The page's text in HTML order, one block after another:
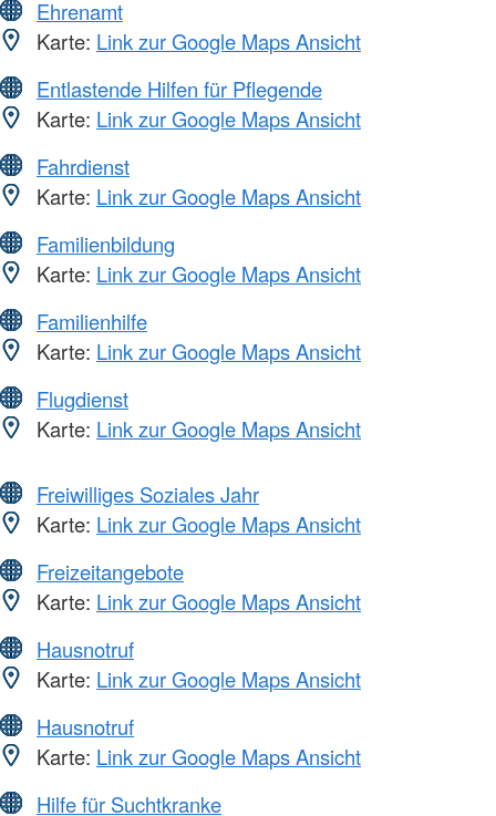
Ehrenamt
Karte: Link zur Google Maps Ansicht
Entlastende Hilfen für Pflegende
Karte: Link zur Google Maps Ansicht
Fahrdienst
Karte: Link zur Google Maps Ansicht
Familienbildung
Karte: Link zur Google Maps Ansicht
Familienhilfe
Karte: Link zur Google Maps Ansicht
Flugdienst
Karte: Link zur Google Maps Ansicht
Freiwilliges Soziales Jahr
Karte: Link zur Google Maps Ansicht
Freizeitangebote
Karte: Link zur Google Maps Ansicht
Hausnotruf
Karte: Link zur Google Maps Ansicht
Hausnotruf
Karte: Link zur Google Maps Ansicht
Hilfe für Suchtkranke